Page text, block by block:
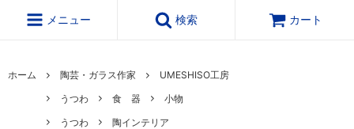
メニュー 検索 カート
ホーム 陶芸・ガラス作家
UMESHISO工房
うつわ
食 器
小物
うつわ
陶インテリア